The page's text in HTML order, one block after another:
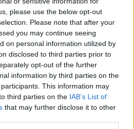
please use the below opt-out
Please note that after your
you may continue seeing
on personal information utilized by
disclosed to third parties prior to
opt-out of the further
information by third parties on the
participants. This information may
third parties on the IAB’s List of
that may further disclose it to other